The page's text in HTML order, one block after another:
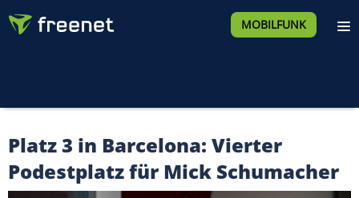
MOBILFUNK
Platz 3 in Barcelona: Vierter
Podestplatz für Mick Schumacher